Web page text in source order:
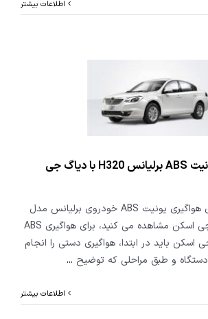
اطلاعات بیشتر
ویدئو:هواگیری یونیت ABS برلیانس H320 با دیاگ جی
در این فیلم، نحوه ی هواگیری یونیت ABS خودروی برلیانس مدل
H320 را با دستگاه جی اسکن مشاهده می کنید، برای هواگیری ABS
اسکن باید در ابتدا، هواگیری دستی را انجام
و طبق مراحلی که توضیح ...
اطلاعات بیشتر